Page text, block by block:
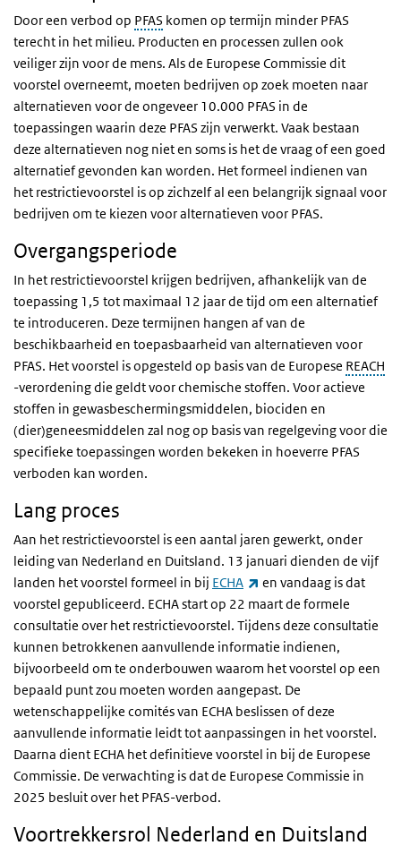
Door een verbod op PFAS komen op termijn minder PFAS
terecht in het milieu. Producten en processen zullen ook
veiliger zijn voor de mens. Als de Europese Commissie dit
voorstel overneemt, moeten bedrijven op zoek moeten naar
alternatieven voor de ongeveer 10.000 PFAS in de
toepassingen waarin deze PFAS zijn verwerkt. Vaak bestaan
deze alternatieven nog niet en soms is het de vraag of een goed
alternatief gevonden kan worden. Het formeel indienen van
het restrictievoorstel is op zichzelf al een belangrijk signaal voor
bedrijven om te kiezen voor alternatieven voor PFAS.
Overgangsperiode
In het restrictievoorstel krijgen bedrijven, afhankelijk van de
toepassing 1,5 tot maximaal 12 jaar de tijd om een alternatief
te introduceren. Deze termijnen hangen af van de
beschikbaarheid en toepasbaarheid van alternatieven voor
PFAS. Het voorstel is opgesteld op basis van de Europese REACH
-verordening die geldt voor chemische stoffen. Voor actieve
stoffen in gewasbeschermingsmiddelen, biociden en
(dier)geneesmiddelen zal nog op basis van regelgeving voor die
specifieke toepassingen worden bekeken in hoeverre PFAS
verboden kan worden.
Lang proces
Aan het restrictievoorstel is een aantal jaren gewerkt, onder
leiding van Nederland en Duitsland. 13 januari dienden de vijf
landen het voorstel formeel in bij ECHA (externe link)
en vandaag is dat
voorstel gepubliceerd. ECHA start op 22 maart de formele
consultatie over het restrictievoorstel. Tijdens deze consultatie
kunnen betrokkenen aanvullende informatie indienen,
bijvoorbeeld om te onderbouwen waarom het voorstel op een
bepaald punt zou moeten worden aangepast. De
wetenschappelijke comités van ECHA beslissen of deze
aanvullende informatie leidt tot aanpassingen in het voorstel.
Daarna dient ECHA het definitieve voorstel in bij de Europese
Commissie. De verwachting is dat de Europese Commissie in
2025 besluit over het PFAS-verbod.
Voortrekkersrol Nederland en Duitsland